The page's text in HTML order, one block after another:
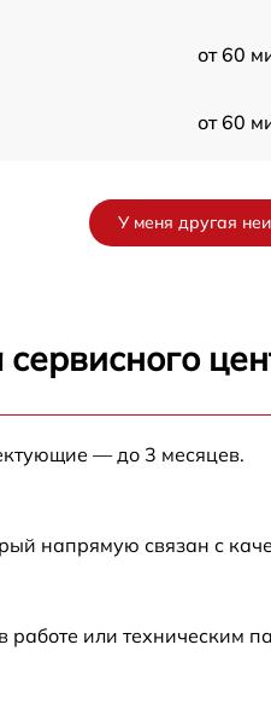
от 60
от 60
от 60
У меня другая
— до 3 месяцев.
напрямую связан с
или техническим